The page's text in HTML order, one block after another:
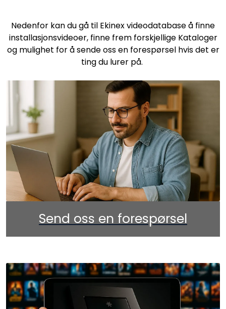
Nedenfor kan du gå til Ekinex videodatabase å finne
installasjonsvideoer, finne frem forskjellige Kataloger
og mulighet for å sende oss en forespørsel hvis det er
ting du lurer på.
Send oss en forespørsel